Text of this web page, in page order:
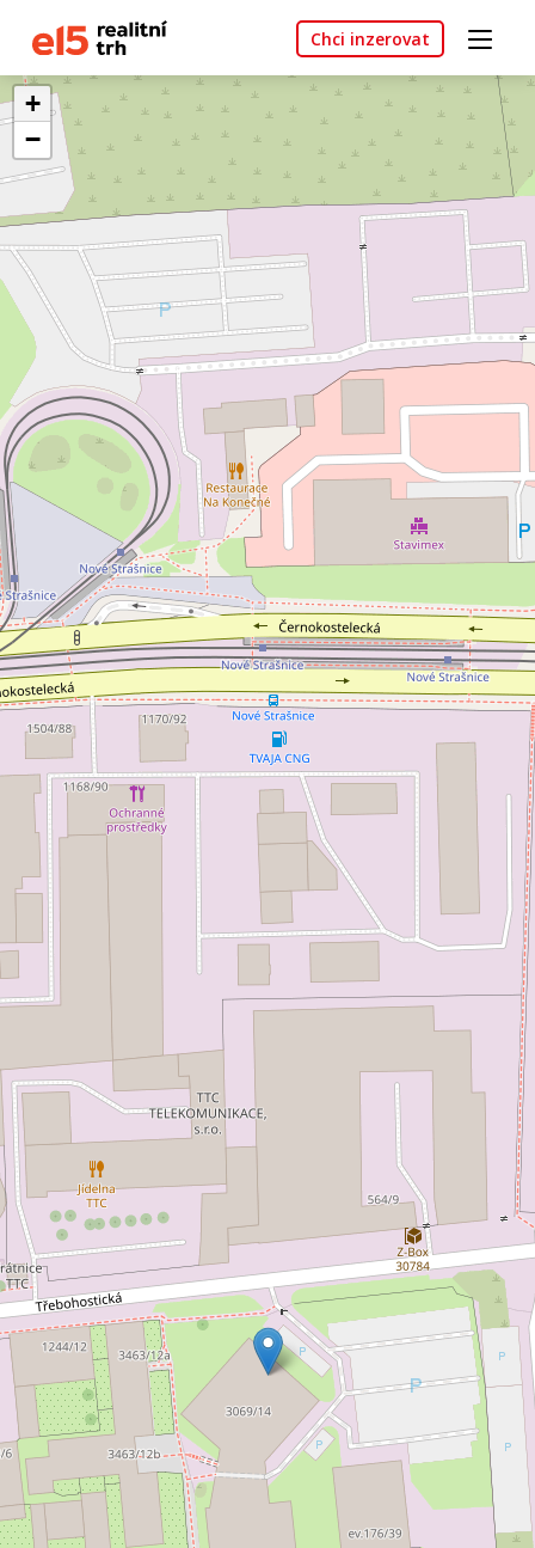
Chci inzerovat
+
−